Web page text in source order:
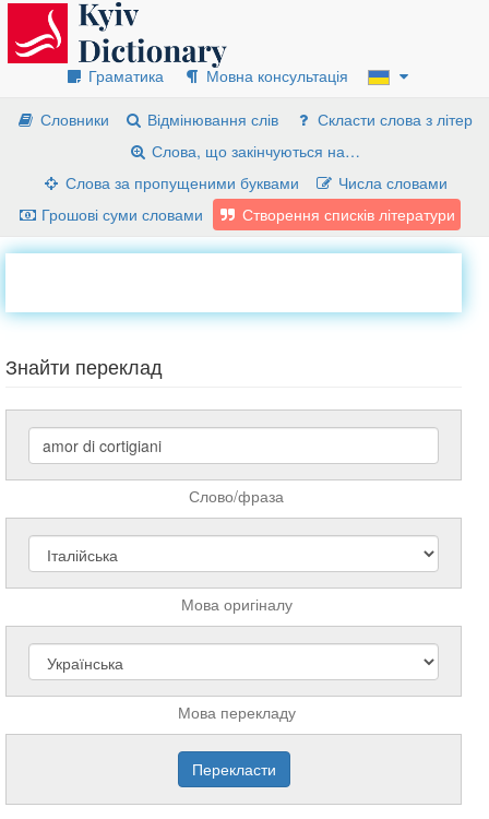
Граматика
Мовна консультація
Словники
Відмінювання слів
Скласти слова з літер
Слова, що закінчуються на…
Слова за пропущеними буквами
Числа словами
Грошові суми словами
Створення списків літератури
Знайти переклад
Слово/фраза
Мова оригіналу
Мова перекладу